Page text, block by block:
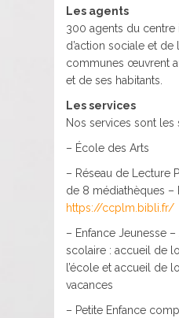
Les agents
300 agents du centre
d’action sociale et
communes œuvrent
et de ses habitants.
Les services
Nos services sont les
– École des Arts
– Réseau de Lecture
de 8 médiathèques –
https://ccplm.bibli.fr/
– Enfance Jeunesse
scolaire : accueil de
l’école et accueil de
vacances
– Petite Enfance